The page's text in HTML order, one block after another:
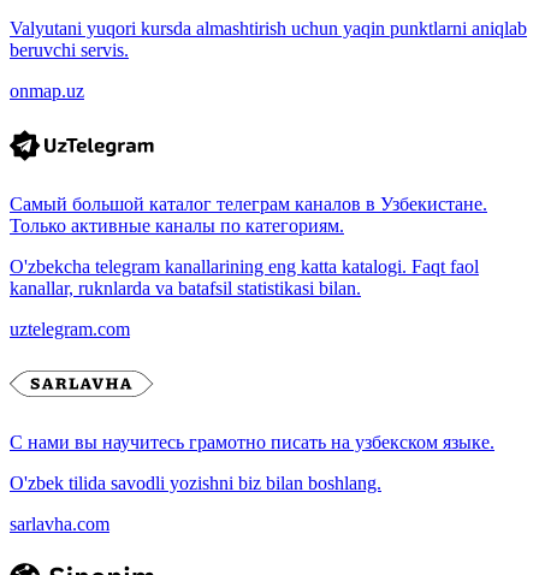
Valyutani yuqori kursda almashtirish uchun yaqin punktlarni aniqlab
beruvchi servis.
onmap.uz
Самый большой каталог телеграм каналов в Узбекистане.
Только активные каналы по категориям.
O'zbekcha telegram kanallarining eng katta katalogi. Faqt faol
kanallar, ruknlarda va batafsil statistikasi bilan.
uztelegram.com
С нами вы научитесь грамотно писать на узбекском языке.
O'zbek tilida savodli yozishni biz bilan boshlang.
sarlavha.com